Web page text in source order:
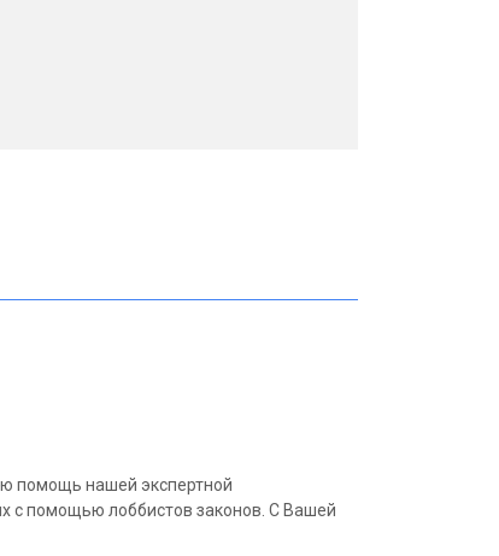
помощь нашей экспертной
с помощью лоббистов законов. С Вашей